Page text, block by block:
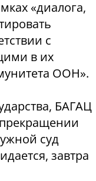
«диалога,
с
в их
ООН».
БАГАЦ
суд
завтра